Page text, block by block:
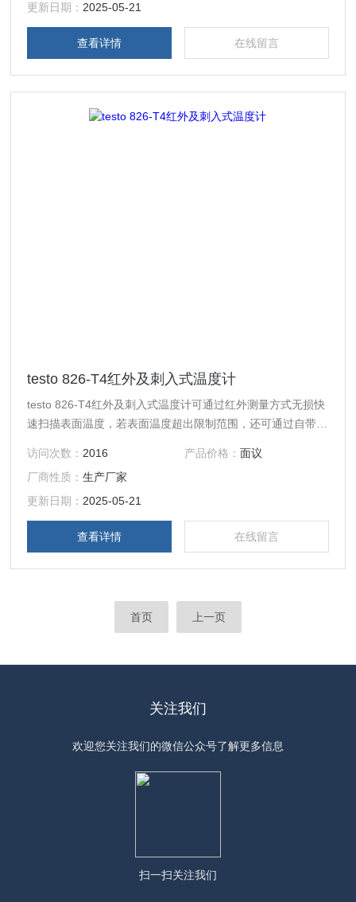
更新日期： 2025-05-21
查看详情 在线留言
testo 826-T4红外及刺入式温度计
testo 826-T4红外及刺入式温度计可通过红外测量方式无损快
速扫描表面温度，若表面温度超出限制范围，还可通过自带的
品)。
访问次数： 2016 产品价格： 面议
厂商性质：生产厂家
更新日期： 2025-05-21
查看详情 在线留言
首页 上一页
关注我们
欢迎您关注我们的微信公众号了解更多信息
扫一扫关注我们